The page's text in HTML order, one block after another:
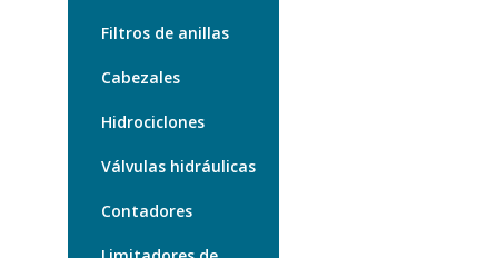
Filtros de anillas
Cabezales
Hidrociclones
Válvulas hidráulicas
Contadores